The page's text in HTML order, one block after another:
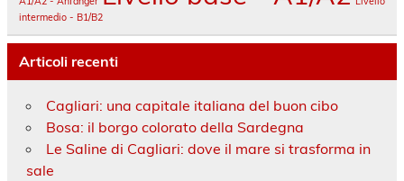
intermedio - B1/B2
Articoli recenti
Cagliari: una capitale italiana del buon cibo
Bosa: il borgo colorato della Sardegna
Le Saline di Cagliari: dove il mare si trasforma in
sale